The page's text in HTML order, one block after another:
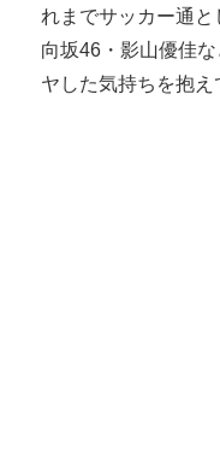
れまでサッカー通
向坂46・影山優佳
ヤした気持ちを抱え